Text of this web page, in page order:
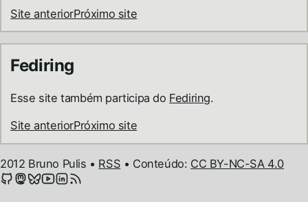
Site anteriorPróximo site
Fediring
Esse site também participa do Fediring.
Site anteriorPróximo site
2012 Bruno Pulis • RSS • Conteúdo: CC BY-NC-SA 4.0
GitHub
Mastodon
Bluesky
YouTube
LinkedIn